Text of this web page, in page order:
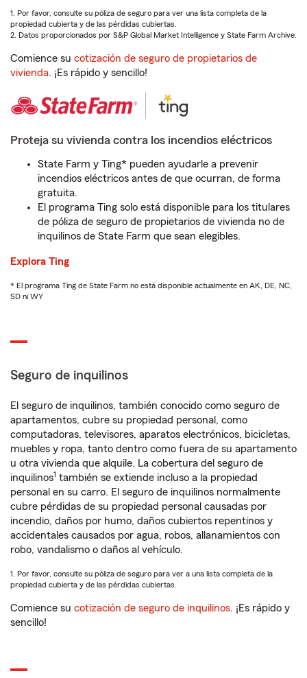
1. Por favor, consulte su póliza de seguro para ver una lista completa de la
propiedad cubierta y de las pérdidas cubiertas.
2. Datos proporcionados por S&P Global Market Intelligence y State Farm Archive.
Comience su cotización de seguro de propietarios de
vivienda. ¡Es rápido y sencillo!
Proteja su vivienda contra los incendios eléctricos
State Farm y Ting* pueden ayudarle a prevenir
incendios eléctricos antes de que ocurran, de forma
gratuita.
El programa Ting solo está disponible para los titulares
de póliza de seguro de propietarios de vivienda no de
inquilinos de State Farm que sean elegibles.
Explora Ting
* El programa Ting de State Farm no está disponible actualmente en AK, DE, NC,
SD ni WY
Seguro de inquilinos
El seguro de inquilinos, también conocido como seguro de
apartamentos, cubre su propiedad personal, como
computadoras, televisores, aparatos electrónicos, bicicletas,
muebles y ropa, tanto dentro como fuera de su apartamento
u otra vivienda que alquile. La cobertura del seguro de
inquilinos1 también se extiende incluso a la propiedad
personal en su carro. El seguro de inquilinos normalmente
cubre pérdidas de su propiedad personal causadas por
incendio, daños por humo, daños cubiertos repentinos y
accidentales causados por agua, robos, allanamientos con
robo, vandalismo o daños al vehículo.
1. Por favor, consulte su póliza de seguro para ver a una lista completa de la
propiedad cubierta y de las pérdidas cubiertas.
Comience su cotización de seguro de inquilinos. ¡Es rápido y
sencillo!